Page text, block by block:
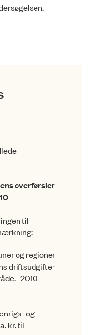
overførsler
til
og regioner
driftsudgifter
I 2010
og
kr. til